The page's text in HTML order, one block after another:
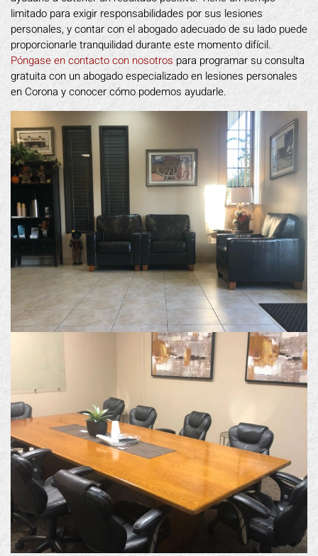
limitado para exigir responsabilidades por sus lesiones
personales, y contar con el abogado adecuado de su lado puede
proporcionarle tranquilidad durante este momento difícil.
Póngase en contacto con nosotros para programar su consulta
gratuita con un abogado especializado en lesiones personales
en Corona y conocer cómo podemos ayudarle.